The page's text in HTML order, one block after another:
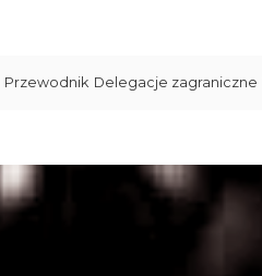
Przewodnik Delegacje zagraniczne